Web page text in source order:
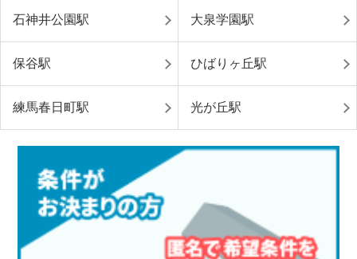
石神井公園駅 大泉学園駅
保谷駅 ひばりヶ丘駅
練馬春日町駅 光が丘駅